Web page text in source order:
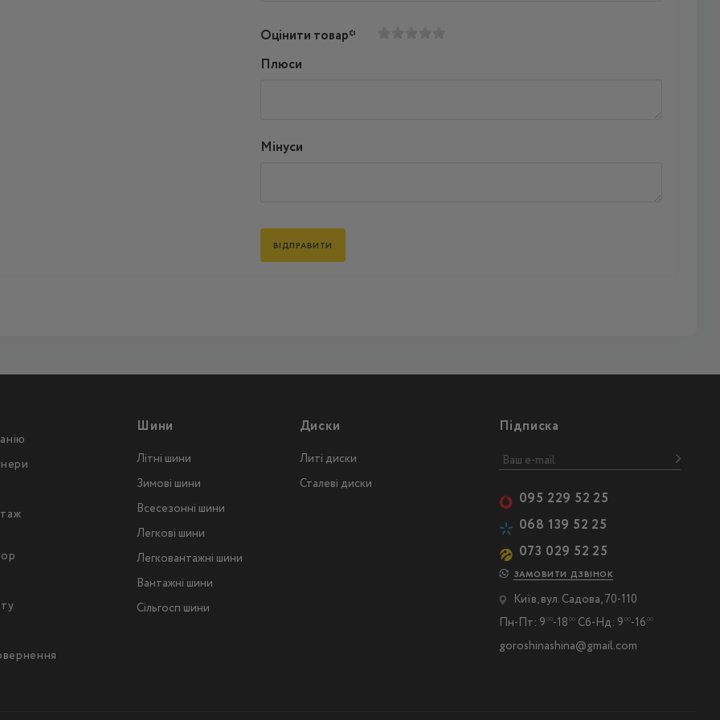
Оцінити товар*
Плюси
Мінуси
Шини
Літні шини
Зимові шини
Всесезонні шини
Легкові шини
Легковантажнi шини
Вантажнi шини
Сільгосп шини
Диски
Литі диски
Сталеві диски
Підписка
095 229 52 25
068 139 52 25
073 029 52 25
ЗАМОВИТИ ДЗВІНОК
Київ, вул. Садова, 70-110
Пн-Пт: 9 00-18 00Сб-Нд: 9 00-16 00
goroshinashina@gmail.com